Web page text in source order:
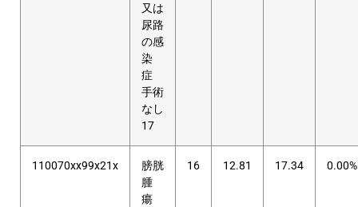
又は
尿路
の感
染
症
手術
なし
17
110070xx99x21x
膀胱
腫
瘍
16 12.81 17.34 0.00%